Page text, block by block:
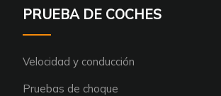
PRUEBA DE COCHES
Velocidad y conducción
Pruebas de choque